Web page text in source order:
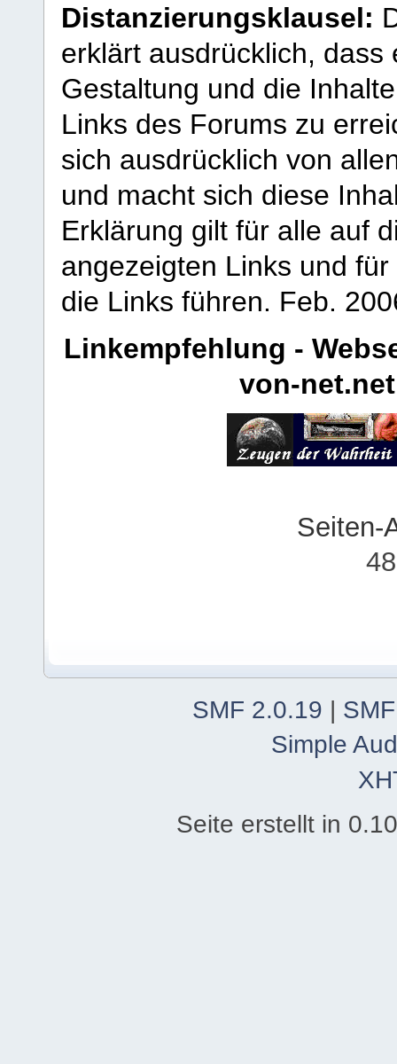
Distanzierungsklausel:
erklärt ausdrücklich,
Gestaltung und die
Links des Forums zu
sich ausdrücklich von
und macht sich diese
Erklärung gilt für alle auf
angezeigten Links und
die Links führen. Feb.
Linkempfehlung -
von-net.net
Seiten-
SMF 2.0.19 |
Simple
Seite erstellt in